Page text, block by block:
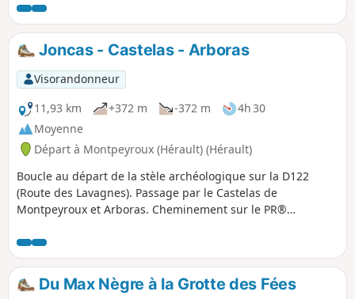
forêt de Parlatges, ce qui permet d'envisager cette
randonnée sous le soleil. Les sentiers proposés sont faciles
(pente progressive et très peu de cailloux) mais l'absence de
balisage sur le terrain nécessite de bien savoir se repérer.
Joncas - Castelas - Arboras
Visorandonneur
11,93 km
+372 m -372 m
4h 30
Moyenne
Départ à Montpeyroux (Hérault) (Hérault)
Boucle au départ de la stèle archéologique sur la D122
(Route des Lavagnes). Passage par le Castelas de
Montpeyroux et Arboras. Cheminement sur le PR®
la Voie d'Arles). Deux petites boucles autour d'Arboras
peuvent être évitées et permettent alors de raccourcir la
boucle de 3 km environ.
Du Max Nègre à la Grotte des Fées